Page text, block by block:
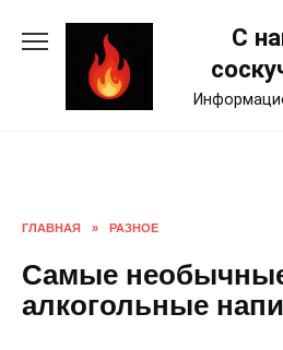
С
ГЛАВНАЯ » РАЗНОЕ
Самые
алкогольные